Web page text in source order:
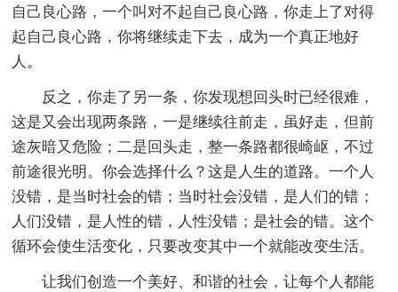
自己良心路，一个叫对不起自己良心路，你走上了对得
起自己良心路，你将继续走下去，成为一个真正地好
人。
反之，你走了另一条，你发现想回头时已经很难，
这是又会出现两条路，一是继续往前走，虽好走，但前
途灰暗又危险；二是回头走，整一条路都很崎岖，不过
前途很光明。你会选择什么？这是人生的道路。一个人
没错，是当时社会的错；当时社会没错，是人们的错；
人们没错，是人性的错，人性没错；是社会的错。这个
循环会使生活变化，只要改变其中一个就能改变生活。
让我们创造一个美好、和谐的社会，让每个人都能